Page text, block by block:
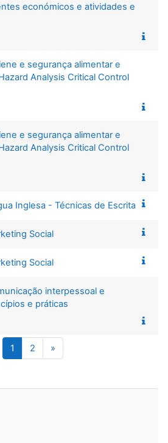
económicos e atividades e
e segurança alimentar e
Analysis Critical Control
e segurança alimentar e
Analysis Critical Control
Inglesa - Técnicas de Escrita
Social
Social
interpessoal e
e práticas
1 Page 1
2Page 2
»Next page